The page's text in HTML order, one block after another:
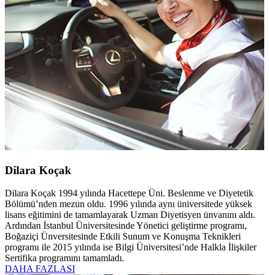
Dilara Koçak
Dilara Koçak 1994 yılında Hacettepe Üni. Beslenme ve Diyetetik
Bölümü’nden mezun oldu. 1996 yılında aynı üniversitede yüksek
lisans eğitimini de tamamlayarak Uzman Diyetisyen ünvanını aldı.
Ardından İstanbul Üniversitesinde Yönetici geliştirme programı,
Boğaziçi Ünversitesinde Etkili Sunum ve Konuşma Teknikleri
programı ile 2015 yılında ise Bilgi Üniversitesi’nde Halkla İlişkiler
Sertifika programını tamamladı.
DAHA FAZLASI